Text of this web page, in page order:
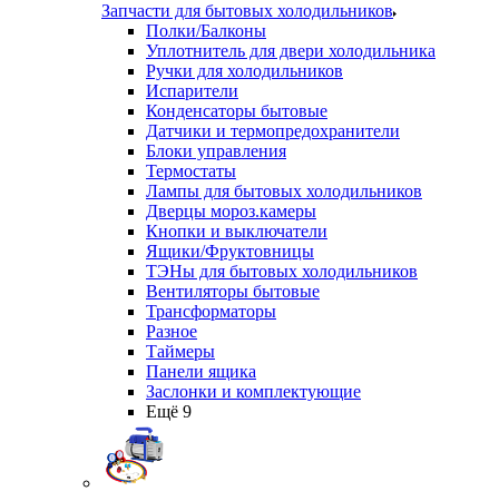
Запчасти для бытовых холодильников
Полки/Балконы
Уплотнитель для двери холодильника
Ручки для холодильников
Испарители
Конденсаторы бытовые
Датчики и термопредохранители
Блоки управления
Термостаты
Лампы для бытовых холодильников
Дверцы мороз.камеры
Кнопки и выключатели
Ящики/Фруктовницы
ТЭНы для бытовых холодильников
Вентиляторы бытовые
Трансформаторы
Разное
Таймеры
Панели ящика
Заслонки и комплектующие
Ещё 9